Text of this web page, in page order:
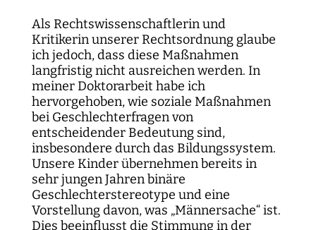
Als Rechtswissenschaftlerin und
Kritikerin unserer Rechtsordnung glaube
ich jedoch, dass diese Maßnahmen
langfristig nicht ausreichen werden. In
meiner Doktorarbeit habe ich
hervorgehoben, wie soziale Maßnahmen
bei Geschlechterfragen von
entscheidender Bedeutung sind,
insbesondere durch das Bildungssystem.
Unsere Kinder übernehmen bereits in
sehr jungen Jahren binäre
Geschlechterstereotype und eine
Vorstellung davon, was „Männersache“ ist.
Dies beeinflusst die Stimmung in der